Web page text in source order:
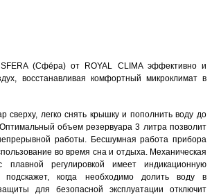
SFERA (Сфе́ра) от ROYAL CLIMA эффективно и
восстанавливая комфортный микроклимат в
сверху, легко снять крышку и пополнить воду до
объем резервуара 3 литра позволит
работы. Бесшумная работа прибора
во время сна и отдыха. Механическая
плавной регулировкой имеет индикационную
подскажет, когда необходимо долить воду в
для безопасной эксплуатации отключит